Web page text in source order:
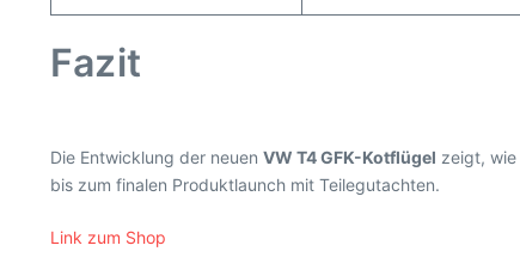
Fazit
Die Entwicklung der neuen VW T4 GFK-Kotflügel zeigt,
bis zum finalen Produktlaunch mit Teilegutachten.
Link zum Shop